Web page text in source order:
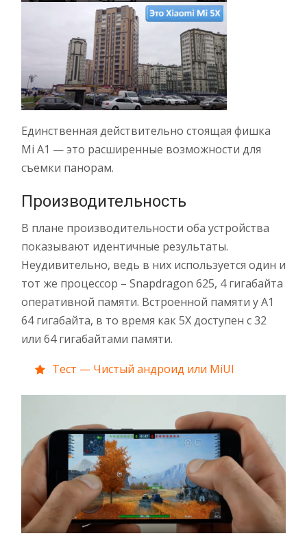
Единственная действительно стоящая фишка
Mi A1 — это расширенные возможности для
съемки панорам.
Производительность
В плане производительности оба устройства
показывают идентичные результаты.
Неудивительно, ведь в них используется один и
тот же процессор – Snapdragon 625, 4 гигабайта
оперативной памяти. Встроенной памяти у A1
64 гигабайта, в то время как 5X доступен с 32
или 64 гигабайтами памяти.
Тест — Чистый андроид или MiUI